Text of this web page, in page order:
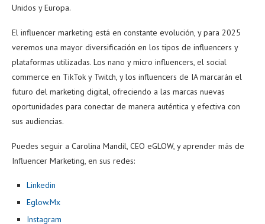
Unidos y Europa.
El influencer marketing está en constante evolución, y para 2025
veremos una mayor diversificación en los tipos de influencers y
plataformas utilizadas. Los nano y micro influencers, el social
commerce en TikTok y Twitch, y los influencers de IA marcarán el
futuro del marketing digital, ofreciendo a las marcas nuevas
oportunidades para conectar de manera auténtica y efectiva con
sus audiencias.
Puedes seguir a Carolina Mandil, CEO eGLOW, y aprender más de
Influencer Marketing, en sus redes:
Linkedin
Eglow.Mx
Instagram